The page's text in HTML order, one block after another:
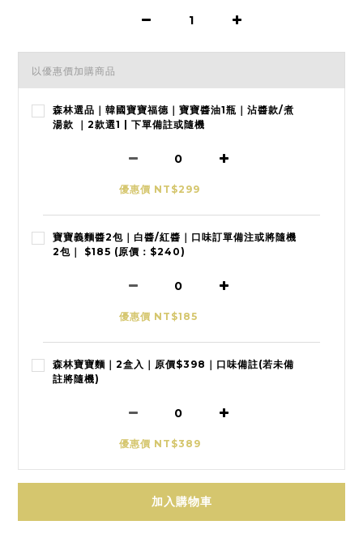
以優惠價加購商品
森林選品｜韓國寶寶福德｜寶寶醬油1瓶｜沾醬款/煮
湯款 ｜2款選1 | 下單備註或隨機
優惠價 NT$299
寶寶義麵醬2包｜白醬/紅醬｜口味訂單備注或將隨機
2包｜ $185 (原價：$240)
優惠價 NT$185
森林寶寶麵｜2盒入｜原價$398｜口味備註(若未備
註將隨機)
優惠價 NT$389
加入購物車